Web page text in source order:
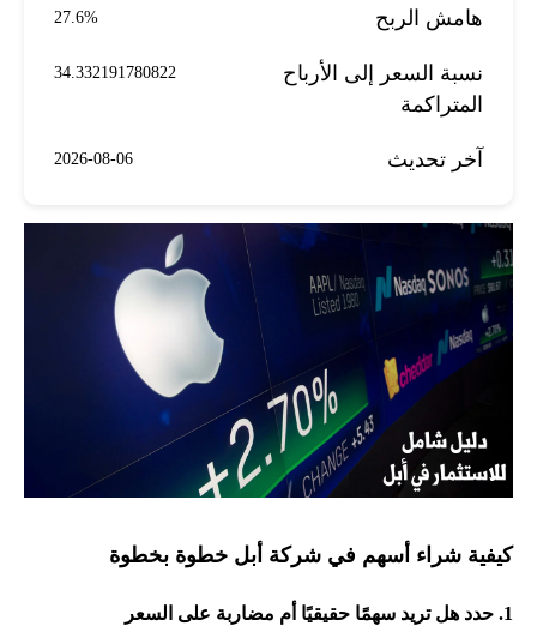
هامش الربح 27.6%
نسبة السعر إلى الأرباح
المتراكمة
34.332191780822
آخر تحديث 2026-08-06
كيفية شراء أسهم في شركة أبل خطوة بخطوة
1. حدد هل تريد سهمًا حقيقيًا أم مضاربة على السعر